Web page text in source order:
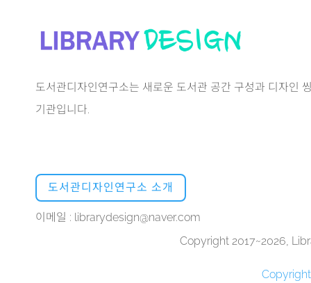
도서관디자인연구소는 새로운 도서관 공간 구성과 디자인
기관입니다.
도서관디자인연구소 소개
이메일 : librarydesign@naver.com
Copyright 2017~2026,